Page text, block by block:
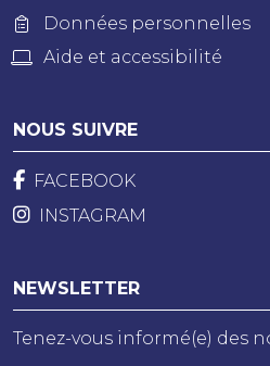
Données personnelles
Aide et accessibilité
NOUS SUIVRE
FACEBOOK
INSTAGRAM
NEWSLETTER
Tenez-vous informé(e) des